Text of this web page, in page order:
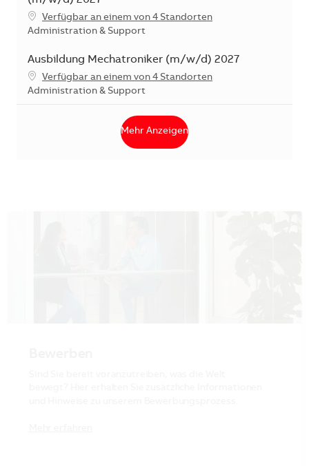
Verfügbar an einem von 4 Standorten
Kategorie
Administration & Support
Ausbildung Mechatroniker (m/w/d) 2027
Verfügbar an einem von 4 Standorten
Kategorie
Administration & Support
Mehr Anzeigen